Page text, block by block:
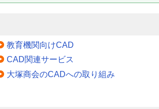
教育機関向けCAD
CAD関連サービス
大塚商会のCADへの取り組み